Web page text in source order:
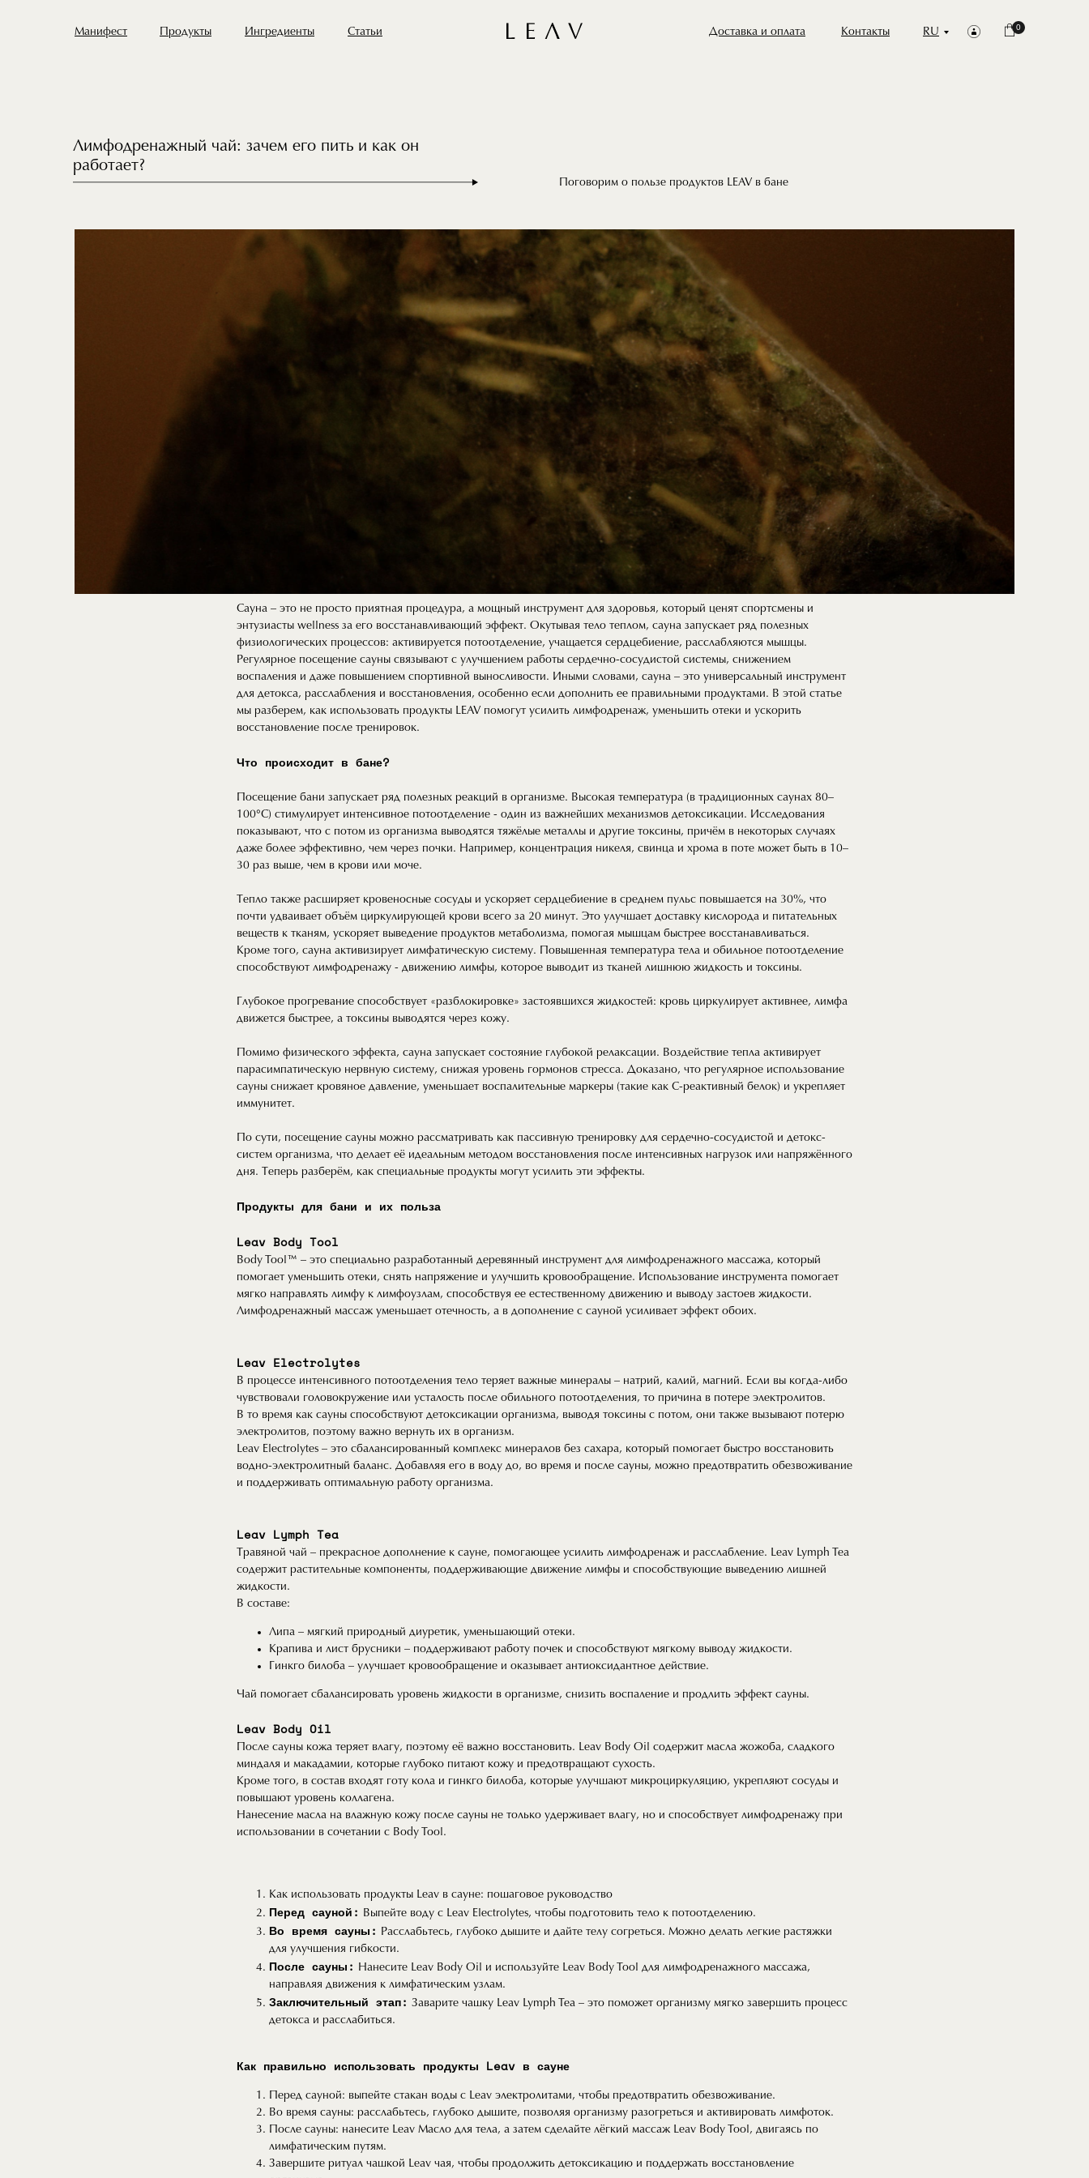
Манифест Контакты RU
Продукты Доставка и оплата
Ингредиенты Статьи 0
Поговорим о пользе продуктов LEAV в бане
Лимфодренажный чай: зачем его пить и как он
работает?
Сауна – это не просто приятная процедура, а мощный инструмент для здоровья, который ценят спортсмены и
энтузиасты wellness за его восстанавливающий эффект. Окутывая тело теплом, сауна запускает ряд полезных
физиологических процессов: активируется потоотделение, учащается сердцебиение, расслабляются мышцы.
Регулярное посещение сауны связывают с улучшением работы сердечно-сосудистой системы, снижением
воспаления и даже повышением спортивной выносливости. Иными словами, сауна – это универсальный инструмент
для детокса, расслабления и восстановления, особенно если дополнить ее правильными продуктами. В этой статье
мы разберем, как использовать продукты LEAV помогут усилить лимфодренаж, уменьшить отеки и ускорить
восстановление после тренировок.
Что происходит в бане?
Посещение бани запускает ряд полезных реакций в организме. Высокая температура (в традиционных саунах 80–
100°C) стимулирует интенсивное потоотделение - один из важнейших механизмов детоксикации. Исследования
показывают, что с потом из организма выводятся тяжёлые металлы и другие токсины, причём в некоторых случаях
даже более эффективно, чем через почки. Например, концентрация никеля, свинца и хрома в поте может быть в 10–
30 раз выше, чем в крови или моче.
Тепло также расширяет кровеносные сосуды и ускоряет сердцебиение в среднем пульс повышается на 30%, что
почти удваивает объём циркулирующей крови всего за 20 минут. Это улучшает доставку кислорода и питательных
веществ к тканям, ускоряет выведение продуктов метаболизма, помогая мышцам быстрее восстанавливаться.
Кроме того, сауна активизирует лимфатическую систему. Повышенная температура тела и обильное потоотделение
способствуют лимфодренажу - движению лимфы, которое выводит из тканей лишнюю жидкость и токсины.
Глубокое прогревание способствует «разблокировке» застоявшихся жидкостей: кровь циркулирует активнее, лимфа
движется быстрее, а токсины выводятся через кожу.
Помимо физического эффекта, сауна запускает состояние глубокой релаксации. Воздействие тепла активирует
парасимпатическую нервную систему, снижая уровень гормонов стресса. Доказано, что регулярное использование
сауны снижает кровяное давление, уменьшает воспалительные маркеры (такие как C-реактивный белок) и укрепляет
иммунитет.
По сути, посещение сауны можно рассматривать как пассивную тренировку для сердечно-сосудистой и детокс-
систем организма, что делает её идеальным методом восстановления после интенсивных нагрузок или напряжённого
дня. Теперь разберём, как специальные продукты могут усилить эти эффекты.
Продукты для бани и их польза
Leav Body Tool
Body Tool™ – это специально разработанный деревянный инструмент для лимфодренажного массажа, который
помогает уменьшить отеки, снять напряжение и улучшить кровообращение. Использование инструмента помогает
мягко направлять лимфу к лимфоузлам, способствуя ее естественному движению и выводу застоев жидкости.
Лимфодренажный массаж уменьшает отечность, а в дополнение с сауной усиливает эффект обоих.
Leav Electrolytes
В процессе интенсивного потоотделения тело теряет важные минералы – натрий, калий, магний. Если вы когда-либо
чувствовали головокружение или усталость после обильного потоотделения, то причина в потере электролитов.
В то время как сауны способствуют детоксикации организма, выводя токсины с потом, они также вызывают потерю
электролитов, поэтому важно вернуть их в организм.​
Leav Electrolytes – это сбалансированный комплекс минералов без сахара, который помогает быстро восстановить
водно-электролитный баланс. Добавляя его в воду до, во время и после сауны, можно предотвратить обезвоживание
и поддерживать оптимальную работу организма.
Leav Lymph Tea
Травяной чай – прекрасное дополнение к сауне, помогающее усилить лимфодренаж и расслабление. Leav Lymph Tea
содержит растительные компоненты, поддерживающие движение лимфы и способствующие выведению лишней
жидкости.
В составе:
Липа – мягкий природный диуретик, уменьшающий отеки.
Крапива и лист брусники – поддерживают работу почек и способствуют мягкому выводу жидкости.
Гинкго билоба – улучшает кровообращение и оказывает антиоксидантное действие.
Чай помогает сбалансировать уровень жидкости в организме, снизить воспаление и продлить эффект сауны.
Leav Body Oil
После сауны кожа теряет влагу, поэтому её важно восстановить. Leav Body Oil содержит масла жожоба, сладкого
миндаля и макадамии, которые глубоко питают кожу и предотвращают сухость.
Кроме того, в состав входят готу кола и гинкго билоба, которые улучшают микроциркуляцию, укрепляют сосуды и
повышают уровень коллагена.
Нанесение масла на влажную кожу после сауны не только удерживает влагу, но и способствует лимфодренажу при
использовании в сочетании с Body Tool.
Как использовать продукты Leav в сауне: пошаговое руководство
Перед сауной: Выпейте воду с Leav Electrolytes, чтобы подготовить тело к потоотделению.
Во время сауны: Расслабьтесь, глубоко дышите и дайте телу согреться. Можно делать легкие растяжки
для улучшения гибкости.
После сауны: Нанесите Leav Body Oil и используйте Leav Body Tool для лимфодренажного массажа,
направляя движения к лимфатическим узлам.
Заключительный этап: Заварите чашку Leav Lymph Tea – это поможет организму мягко завершить процесс
детокса и расслабиться.
Как правильно использовать продукты Leav в сауне
Перед сауной: выпейте стакан воды с Leav электролитами, чтобы предотвратить обезвоживание.
Во время сауны: расслабьтесь, глубоко дышите, позволяя организму разогреться и активировать лимфоток.
После сауны: нанесите Leav Масло для тела, а затем сделайте лёгкий массаж Leav Body Tool, двигаясь по
лимфатическим путям.
Завершите ритуал чашкой Leav чая, чтобы продолжить детоксикацию и поддержать восстановление